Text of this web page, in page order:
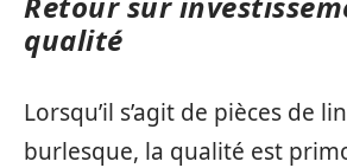
qualité
Lorsqu’il s’agit de pièces de
burlesque, la qualité est